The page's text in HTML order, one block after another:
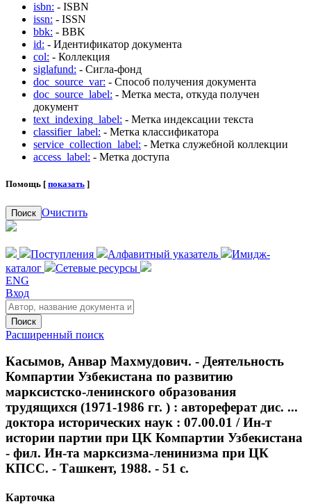
isbn: - ISBN
issn: - ISSN
bbk: - BBK
id: - Идентификатор документа
col: - Коллекция
siglafund: - Сигла-фонд
doc_source_var: - Способ получения документа
doc_source_label: - Метка места, откуда получен
документ
text_indexing_label: - Метка индексации текста
classifier_label: - Метка классификатора
service_collection_label: - Метка служебной коллекции
access_label: - Метка доступа
Помощь [ показать ]
Поиск Очистить
Поступления Алфавитный указатель
Имидж-
каталог
Сетевые ресурсы
ENG
Вход
Поиск
Расширенный поиск
Касымов, Анвар Махмудович. - Деятельность
Компартии Узбекистана по развитию
марксистско-ленинского образования
трудящихся (1971-1986 гг. ) : автореферат дис. ...
доктора исторических наук : 07.00.01 / Ин-т
истории партии при ЦК Компартии Узбекистана
- фил. Ин-та марксизма-ленинизма при ЦК
КПСС. - Ташкент, 1988. - 51 с.
Карточка